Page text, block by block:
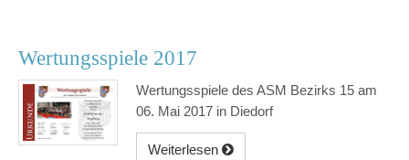
Wertungsspiele 2017
Wertungsspiele des ASM Bezirks 15 am
06. Mai 2017 in Diedorf
Weiterlesen